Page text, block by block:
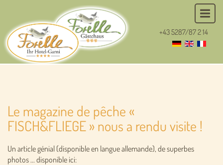
+43 5287/87 2 14
Le magazine de pêche «
FISCH&FLIEGE » nous a rendu visite !
Un article génial (disponible en langue allemande), de superbes
photos ... disponible ici: